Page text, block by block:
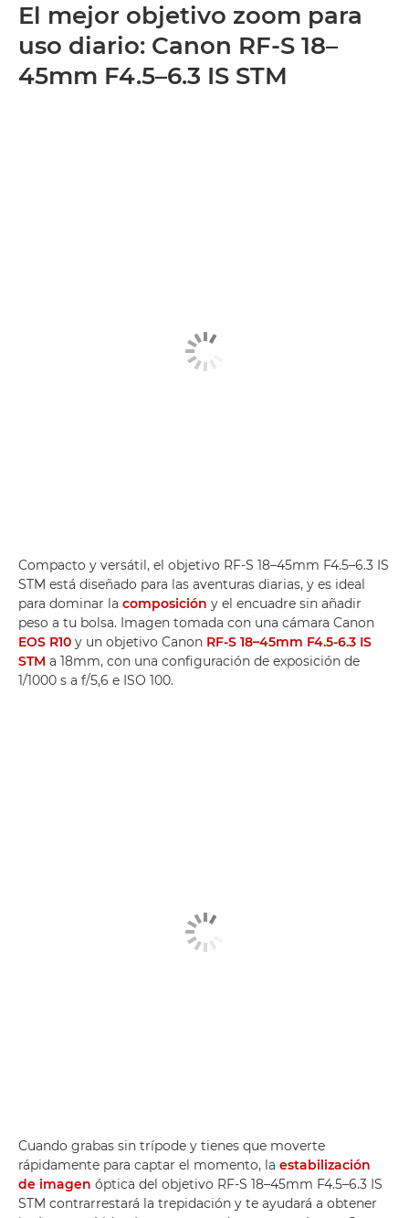
El mejor objetivo zoom para
uso diario: Canon RF-S 18–
45mm F4.5–6.3 IS STM
Compacto y versátil, el objetivo RF-S 18–45mm F4.5–6.3 IS
STM está diseñado para las aventuras diarias, y es ideal
para dominar la composición y el encuadre sin añadir
peso a tu bolsa. Imagen tomada con una cámara Canon
EOS R10 y un objetivo Canon RF-S 18–45mm F4.5-6.3 IS
STM a 18mm, con una configuración de exposición de
1/1000 s a f/5,6 e ISO 100.
Cuando grabas sin trípode y tienes que moverte
rápidamente para captar el momento, la estabilización
de imagen óptica del objetivo RF-S 18–45mm F4.5–6.3 IS
STM contrarrestará la trepidación y te ayudará a obtener